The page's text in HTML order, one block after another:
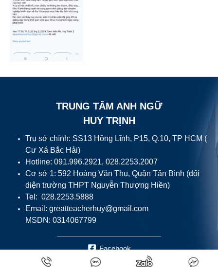
TRUNG TÂM ANH NGỮ
HUY TRỊNH
Trụ sở chính: SS13 Hồng Lĩnh, P15, Q.10, TP HCM (
Cư Xá Bắc Hải)
Hotline: 091.996.2921, 028.2253.2007
Cơ sở 1: 592 Hoàng Văn Thụ, Quận Tân Bình (đối
diện trường THPT Nguyễn Thượng Hiền)
Tel: 028.2253.5888
Email: greatteacherhuy@gmail.com
MSDN: 0314067799
Facebook